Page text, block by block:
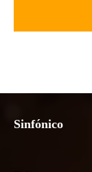
Sinfónico